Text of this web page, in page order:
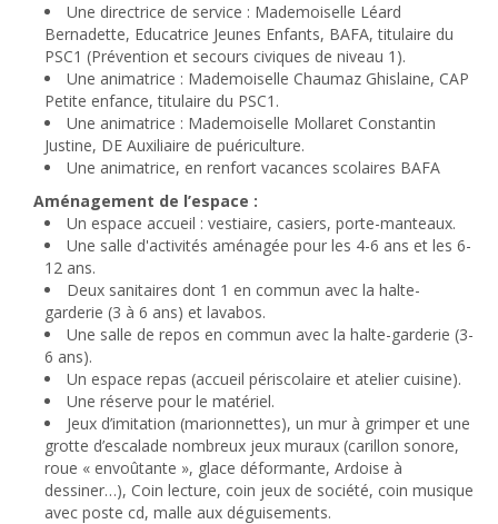
Une directrice de service : Mademoiselle Léard
Bernadette, Educatrice Jeunes Enfants, BAFA, titulaire du
PSC1 (Prévention et secours civiques de niveau 1).
Une animatrice : Mademoiselle Chaumaz Ghislaine, CAP
Petite enfance, titulaire du PSC1.
Une animatrice : Mademoiselle Mollaret Constantin
Justine, DE Auxiliaire de puériculture.
Une animatrice, en renfort vacances scolaires BAFA
Aménagement de l’espace :
Un espace accueil : vestiaire, casiers, porte-manteaux.
Une salle d'activités aménagée pour les 4-6 ans et les 6-
12 ans.
Deux sanitaires dont 1 en commun avec la halte-
garderie (3 à 6 ans) et lavabos.
Une salle de repos en commun avec la halte-garderie (3-
6 ans).
Un espace repas (accueil périscolaire et atelier cuisine).
Une réserve pour le matériel.
Jeux d’imitation (marionnettes), un mur à grimper et une
grotte d’escalade nombreux jeux muraux (carillon sonore,
roue « envoûtante », glace déformante, Ardoise à
dessiner…), Coin lecture, coin jeux de société, coin musique
avec poste cd, malle aux déguisements.